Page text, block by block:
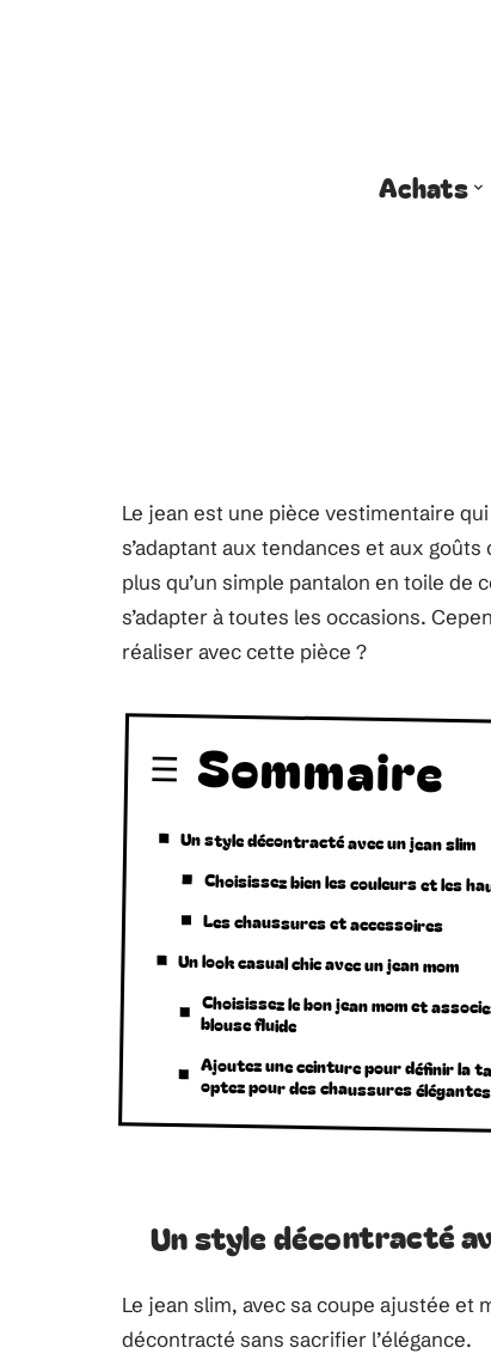
Achats
Le jean est une pièce vestimentaire
s’adaptant aux tendances et aux
plus qu’un simple pantalon en toile de
s’adapter à toutes les occasions.
réaliser avec cette pièce ?
Sommaire
Un style décontracté avec un jean slim
Choisissez bien les couleurs et les
Les chaussures et accessoires
Un look casual chic avec un jean mom
Choisissez le bon jean mom et
blouse fluide
Ajoutez une ceinture pour définir la
optez pour des chaussures élégantes
Un style décontracté
Le jean slim, avec sa coupe ajustée et
décontracté sans sacrifier l’élégance.